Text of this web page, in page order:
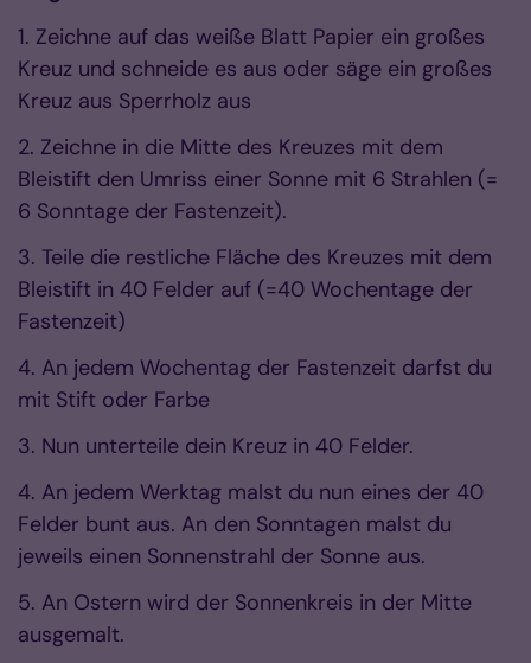
1. Zeichne auf das weiße Blatt Papier ein großes
Kreuz und schneide es aus oder säge ein großes
Kreuz aus Sperrholz aus
2. Zeichne in die Mitte des Kreuzes mit dem
Bleistift den Umriss einer Sonne mit 6 Strahlen (=
6 Sonntage der Fastenzeit).
3. Teile die restliche Fläche des Kreuzes mit dem
Bleistift in 40 Felder auf (=40 Wochentage der
Fastenzeit)
4. An jedem Wochentag der Fastenzeit darfst du
mit Stift oder Farbe
3. Nun unterteile dein Kreuz in 40 Felder.
4. An jedem Werktag malst du nun eines der 40
Felder bunt aus. An den Sonntagen malst du
jeweils einen Sonnenstrahl der Sonne aus.
5. An Ostern wird der Sonnenkreis in der Mitte
ausgemalt.